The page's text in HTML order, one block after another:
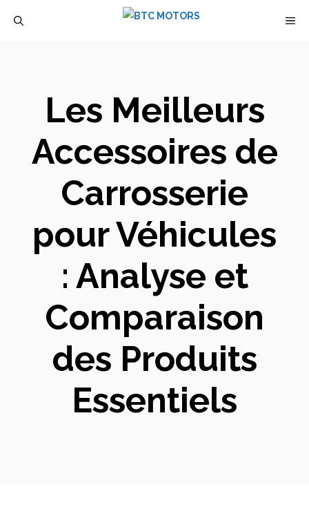
Les Meilleurs
Accessoires de
Carrosserie
pour Véhicules
: Analyse et
Comparaison
des Produits
Essentiels